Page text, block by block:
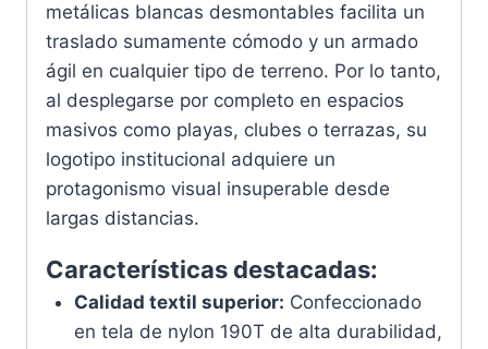
metálicas blancas desmontables facilita un
traslado sumamente cómodo y un armado
ágil en cualquier tipo de terreno. Por lo tanto,
al desplegarse por completo en espacios
masivos como playas, clubes o terrazas, su
logotipo institucional adquiere un
protagonismo visual insuperable desde
largas distancias.
Características destacadas:
Calidad textil superior: Confeccionado
en tela de nylon 190T de alta durabilidad,